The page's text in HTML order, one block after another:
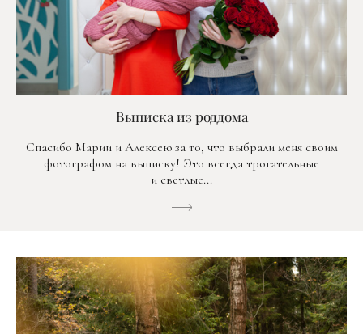
Выписка из роддома
Спасибо Марии и Алексею за то, что выбрали меня своим
фотографом на выписку! Это всегда трогательные
и светлые...